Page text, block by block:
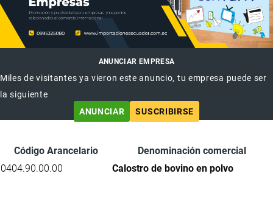
ANUNCIAR EMPRESA
Miles de visitantes ya vieron este anuncio, tu empresa puede ser
la siguiente
ANUNCIAR
SUSCRIBIRSE
Código Arancelario
Denominación comercial
0404.90.00.00
Calostro de bovino en polvo